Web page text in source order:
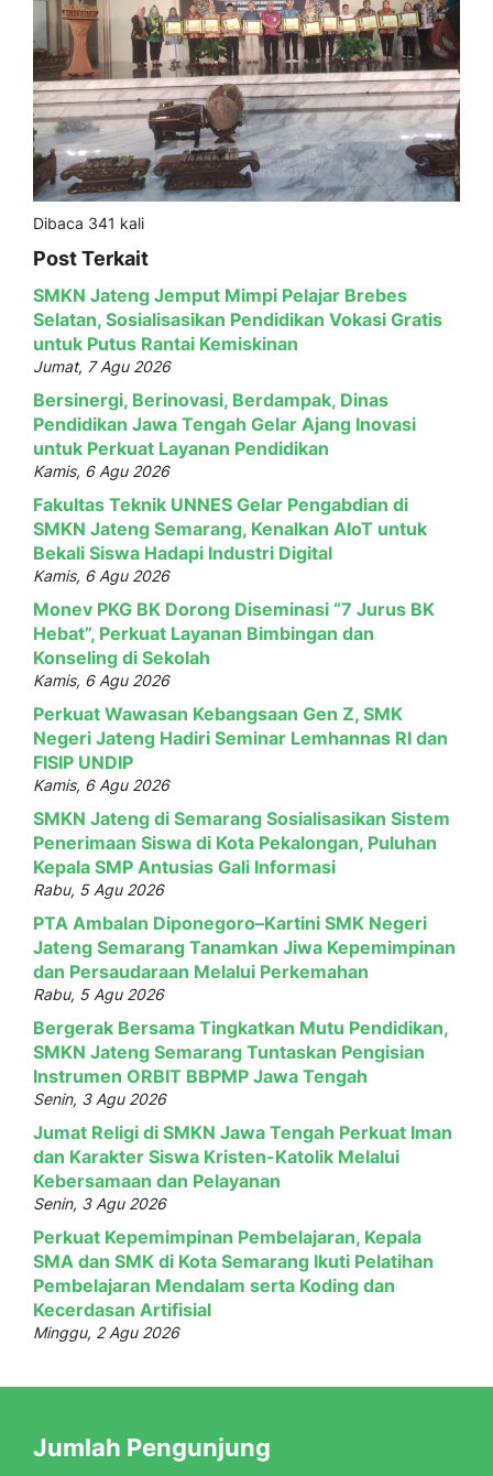
Dibaca 341 kali
Post Terkait
SMKN Jateng Jemput Mimpi Pelajar Brebes
Selatan, Sosialisasikan Pendidikan Vokasi Gratis
untuk Putus Rantai Kemiskinan
Jumat, 7 Agu 2026
Bersinergi, Berinovasi, Berdampak, Dinas
Pendidikan Jawa Tengah Gelar Ajang Inovasi
untuk Perkuat Layanan Pendidikan
Kamis, 6 Agu 2026
Fakultas Teknik UNNES Gelar Pengabdian di
SMKN Jateng Semarang, Kenalkan AIoT untuk
Bekali Siswa Hadapi Industri Digital
Kamis, 6 Agu 2026
Monev PKG BK Dorong Diseminasi “7 Jurus BK
Hebat”, Perkuat Layanan Bimbingan dan
Konseling di Sekolah
Kamis, 6 Agu 2026
Perkuat Wawasan Kebangsaan Gen Z, SMK
Negeri Jateng Hadiri Seminar Lemhannas RI dan
FISIP UNDIP
Kamis, 6 Agu 2026
SMKN Jateng di Semarang Sosialisasikan Sistem
Penerimaan Siswa di Kota Pekalongan, Puluhan
Kepala SMP Antusias Gali Informasi
Rabu, 5 Agu 2026
PTA Ambalan Diponegoro–Kartini SMK Negeri
Jateng Semarang Tanamkan Jiwa Kepemimpinan
dan Persaudaraan Melalui Perkemahan
Rabu, 5 Agu 2026
Bergerak Bersama Tingkatkan Mutu Pendidikan,
SMKN Jateng Semarang Tuntaskan Pengisian
Instrumen ORBIT BBPMP Jawa Tengah
Senin, 3 Agu 2026
Jumat Religi di SMKN Jawa Tengah Perkuat Iman
dan Karakter Siswa Kristen-Katolik Melalui
Kebersamaan dan Pelayanan
Senin, 3 Agu 2026
Perkuat Kepemimpinan Pembelajaran, Kepala
SMA dan SMK di Kota Semarang Ikuti Pelatihan
Pembelajaran Mendalam serta Koding dan
Kecerdasan Artifisial
Minggu, 2 Agu 2026
Jumlah Pengunjung